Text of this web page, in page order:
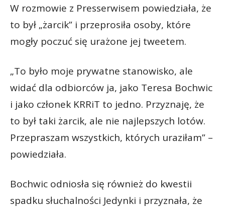
W rozmowie z Presserwisem powiedziała, że
to był „żarcik” i przeprosiła osoby, które
mogły poczuć się urażone jej tweetem.
„To było moje prywatne stanowisko, ale
widać dla odbiorców ja, jako Teresa Bochwic
i jako członek KRRiT to jedno. Przyznaję, że
to był taki żarcik, ale nie najlepszych lotów.
Przepraszam wszystkich, których uraziłam” –
powiedziała.
Bochwic odniosła się również do kwestii
spadku słuchalności Jedynki i przyznała, że